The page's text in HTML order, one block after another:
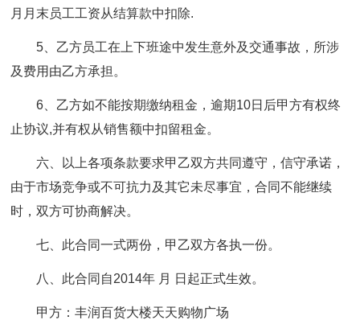
月月末员工工资从结算款中扣除.
5、乙方员工在上下班途中发生意外及交通事故，所涉
及费用由乙方承担。
6、乙方如不能按期缴纳租金，逾期10日后甲方有权终
止协议,并有权从销售额中扣留租金。
六、以上各项条款要求甲乙双方共同遵守，信守承诺，
由于市场竞争或不可抗力及其它未尽事宜，合同不能继续
时，双方可协商解决。
七、此合同一式两份，甲乙双方各执一份。
八、此合同自2014年 月 日起正式生效。
甲方：丰润百货大楼天天购物广场